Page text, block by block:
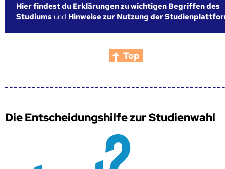
Hier findest du Erklärungen zu wichtigen Begriffen des
Studiums und Hinweise zur Nutzung der
Top
Die Entscheidungshilfe zur Studienwahl